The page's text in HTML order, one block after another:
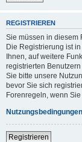
REGISTRIEREN
Sie müssen in diesem
Die Registrierung ist
Ihnen, auf weitere
registrierten
Sie bitte unsere
bevor Sie sich
Forenregeln, wenn
Nutzungsbedingungen
Registrieren